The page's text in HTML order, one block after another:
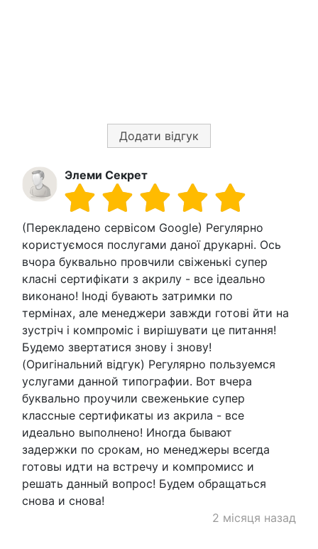
Додати відгук
Элеми Секрет
(Перекладено сервісом Google) Регулярно
користуємося послугами даної друкарні. Ось
вчора буквально провчили свіженькі супер
класні сертифікати з акрилу - все ідеально
виконано! Іноді бувають затримки по
термінах, але менеджери завжди готові йти на
зустріч і компроміс і вирішувати це питання!
Будемо звертатися знову і знову!
(Оригінальний відгук) Регулярно пользуемся
услугами данной типографии. Вот вчера
буквально проучили свеженькие супер
классные сертификаты из акрила - все
идеально выполнено! Иногда бывают
задержки по срокам, но менеджеры всегда
готовы идти на встречу и компромисс и
решать данный вопрос! Будем обращаться
снова и снова!
2 місяця назад